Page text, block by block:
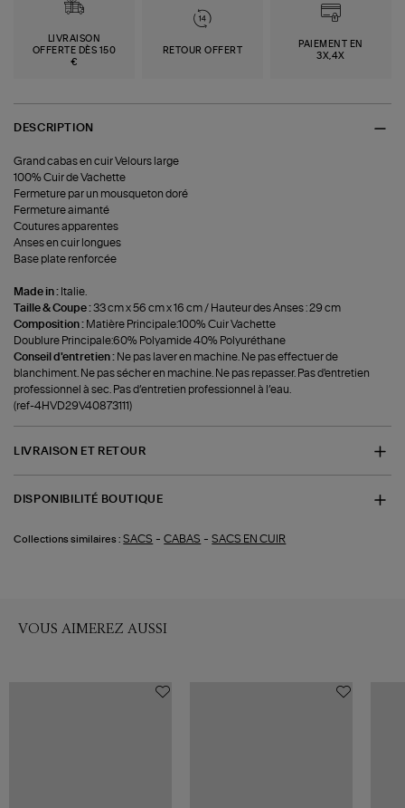
LIVRAISON
OFFERTE DÈS 150
€
RETOUR OFFERT
PAIEMENT EN
3X,4X
DESCRIPTION
Grand cabas en cuir Velours large
100% Cuir de Vachette
Fermeture par un mousqueton doré
Fermeture aimanté
Coutures apparentes
Anses en cuir longues
Base plate renforcée
Made in : Italie.
Taille & Coupe :33 cm x 56 cm x 16 cm / Hauteur des Anses : 29 cm
Composition : Matière Principale:100% Cuir Vachette
Doublure Principale:60% Polyamide 40% Polyuréthane
Conseil d'entretien : Ne pas laver en machine. Ne pas effectuer de
blanchiment. Ne pas sécher en machine. Ne pas repasser. Pas d'entretien
professionnel à sec. Pas d’entretien professionnel à l’eau.
(ref-4HVD29V40873111)
LIVRAISON ET RETOUR
DISPONIBILITÉ BOUTIQUE
Collections similaires : SACS -CABAS -SACS EN CUIR
VOUS AIMEREZ AUSSI